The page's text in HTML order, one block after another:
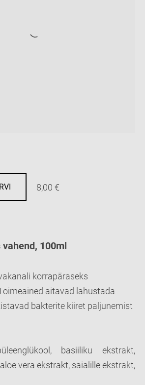
8,00 €
100ml
korrapäraseks
aitavad lahustada
bakterite kiiret paljunemist
basiiliku ekstrakt,
vera ekstrakt, saialille ekstrakt,